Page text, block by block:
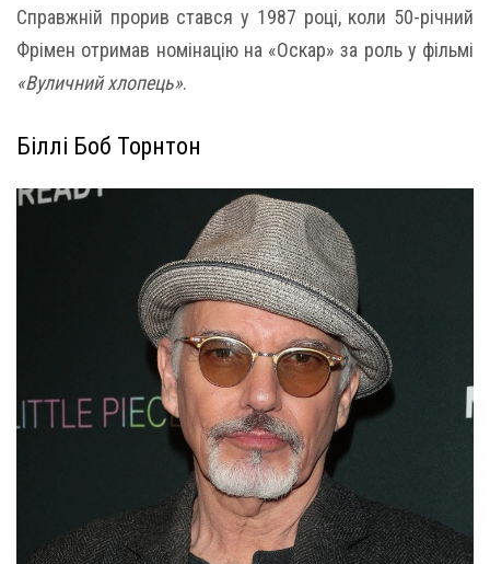
Справжній прорив стався у 1987 році, коли 50-річний
Фрімен отримав номінацію на «Оскар» за роль у фільмі
«Вуличний хлопець».
Біллі Боб Торнтон